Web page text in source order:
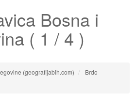
Bosna i
( 1 / 4 )
(geografijabih.com)
Brdo